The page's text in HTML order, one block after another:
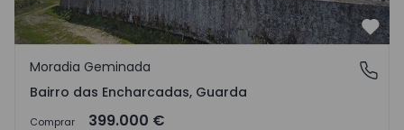
Bairro das Encharcadas, Guarda
Moradia Geminada
Bairro das Encharcadas, Guarda
Comprar 399.000 €